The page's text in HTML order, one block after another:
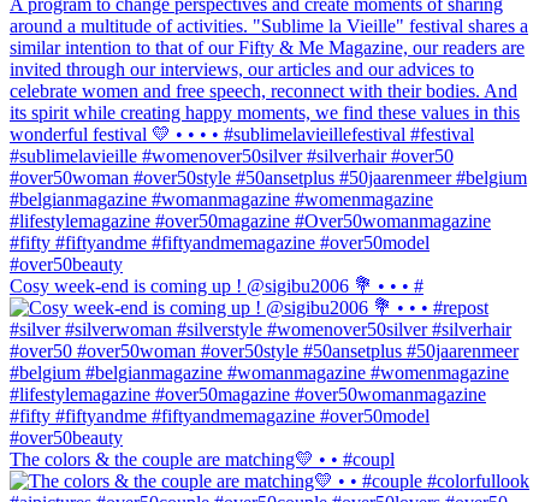
Cosy week-end is coming up ! @sigibu2006 💐 • • • #
The colors & the couple are matching💛 • • #coupl